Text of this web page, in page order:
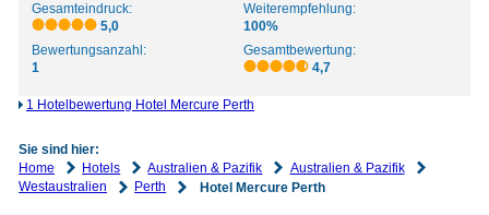
Gesamteindruck:
5,0
Weiterempfehlung:
100%
Bewertungsanzahl:
1
Gesamtbewertung:
4,7
1 Hotelbewertung Hotel Mercure Perth
Sie sind hier:
Home
Hotels Australien & Pazifik
Australien & Pazifik
Westaustralien
Perth Hotel Mercure Perth